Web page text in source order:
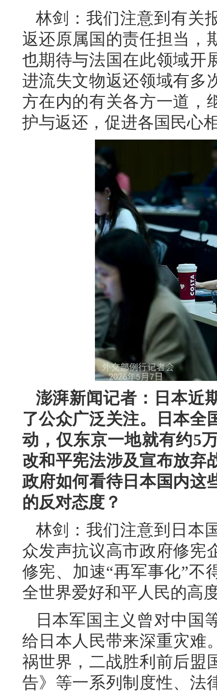
林剑：我们注意到有关
返还原属国的责任担当，
也期待与法国在此领域开
进流失文物返还领域有多
方在内的有关各方一道，
护与返还，促进各国民心
澎湃新闻记者：日本近
了公众广泛关注。日本全
动，仅东京一地就有约5
改和平宪法涉及宣布放弃
政府如何看待日本国内这
的反对态度？
林剑：我们注意到日本
众发声抗议高市政府修宪
修宪、加速“再军事化”不
全世界爱好和平人民的高
日本军国主义曾对中国
给日本人民带来深重灾难
祸世界，二战胜利前后盟
告》等一系列制度性、法